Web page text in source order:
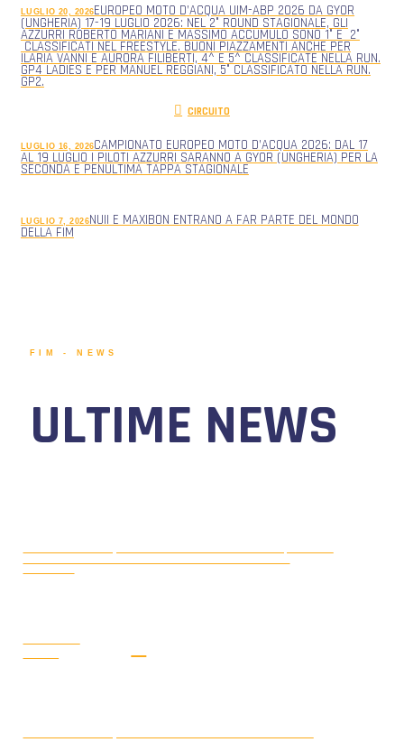
LUGLIO 20, 2026EUROPEO MOTO D’ACQUA UIM-ABP 2026 DA GYOR
(UNGHERIA) 17-19 LUGLIO 2026: NEL 2° ROUND STAGIONALE, GLI
AZZURRI ROBERTO MARIANI E MASSIMO ACCUMULO SONO 1° E 2°
CLASSIFICATI NEL FREESTYLE. BUONI PIAZZAMENTI ANCHE PER
ILARIA VANNI E AURORA FILIBERTI, 4^ E 5^ CLASSIFICATE NELLA RUN.
GP4 LADIES E PER MANUEL REGGIANI, 5° CLASSIFICATO NELLA RUN.
GP2.
CIRCUITO
LUGLIO 16, 2026CAMPIONATO EUROPEO MOTO D’ACQUA 2026: DAL 17
AL 19 LUGLIO I PILOTI AZZURRI SARANNO A GYOR (UNGHERIA) PER LA
SECONDA E PENULTIMA TAPPA STAGIONALE
LUGLIO 7, 2026NUII E MAXIBON ENTRANO A FAR PARTE DEL MONDO
DELLA FIM
FIM - NEWS
ULTIME NEWS
VIVERONE!